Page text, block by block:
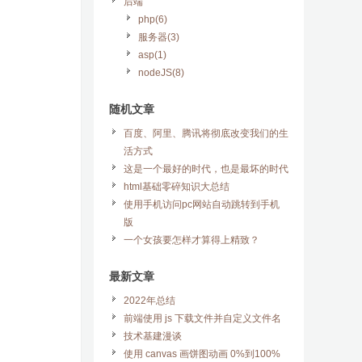
php(6)
服务器(3)
asp(1)
nodeJS(8)
随机文章
百度、阿里、腾讯将彻底改变我们的生
活方式
这是一个最好的时代，也是最坏的时代
html基础零碎知识大总结
使用手机访问pc网站自动跳转到手机
版
一个女孩要怎样才算得上精致？
最新文章
2022年总结
前端使用 js 下载文件并自定义文件名
技术基建漫谈
使用 canvas 画饼图动画 0%到100%